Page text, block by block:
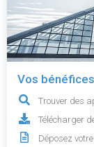
Vos bénéfices
Trouver des
Télécharger
Déposez